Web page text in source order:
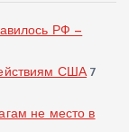
РФ —
США 7
не место в